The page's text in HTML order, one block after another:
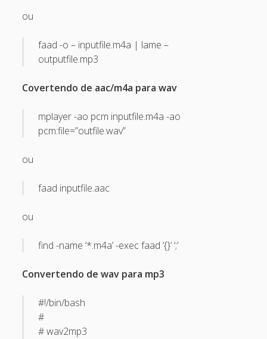
Rafael Gomes
April 2022
September 2020
August 2015
October 2014
September 2014
November 2013
October 2013
ou
faad -o – inputfile.m4a | lame –
outputfile.mp3
Covertendo de aac/m4a para wav
mplayer -ao pcm inputfile.m4a -ao
pcm:file=”outfile.wav”
ou
faad inputfile.aac
ou
find -name ‘*.m4a’ -exec faad ‘{}’ ‘;’
Convertendo de wav para mp3
#!/bin/bash
#
# wav2mp3